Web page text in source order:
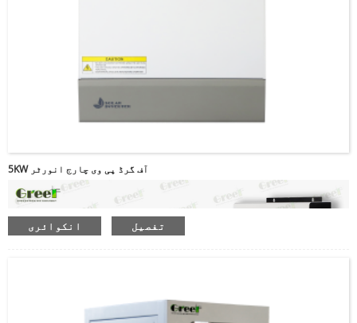
5KW آف گرڈ پی وی چارج انورٹر
انکوائری تفصیل